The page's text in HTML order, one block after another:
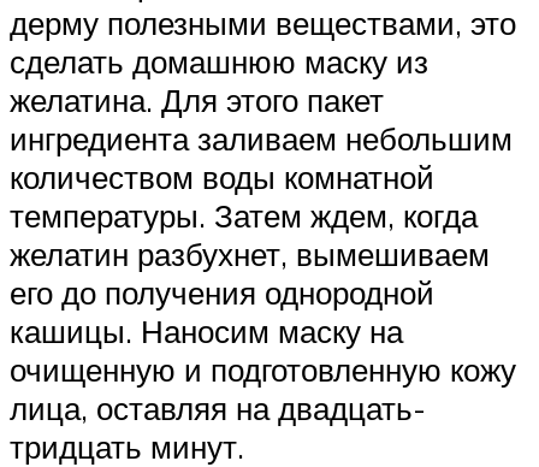
дерму полезными веществами, это
сделать домашнюю маску из
желатина. Для этого пакет
ингредиента заливаем небольшим
количеством воды комнатной
температуры. Затем ждем, когда
желатин разбухнет, вымешиваем
его до получения однородной
кашицы. Наносим маску на
очищенную и подготовленную кожу
лица, оставляя на двадцать-
тридцать минут.